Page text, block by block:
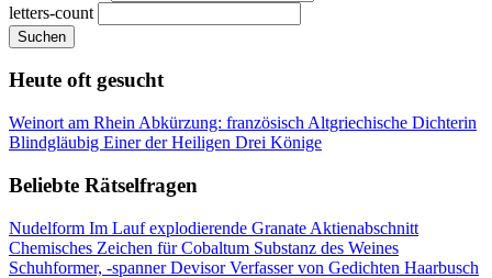
letters-count
Suchen
Heute oft gesucht
Weinort am Rhein Abkürzung: französisch Altgriechische Dichterin
Blindgläubig Einer der Heiligen Drei Könige
Beliebte Rätselfragen
Nudelform Im Lauf explodierende Granate Aktienabschnitt
Chemisches Zeichen für Cobaltum Substanz des Weines
Schuhformer, -spannerDevisorVerfasser von Gedichten Haarbusch